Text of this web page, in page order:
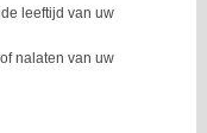
leeftijd van uw
nalaten van uw